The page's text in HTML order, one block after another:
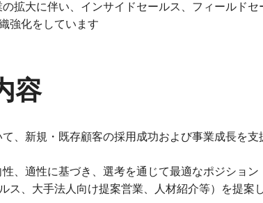
拡大に伴い、インサイドセールス、フィールド
強化をしています
容
、新規・既存顧客の採用成功および事業成長を
性、適性に基づき、選考を通じて最適なポジショ
ス、大手法人向け提案営業、人材紹介等）を提案